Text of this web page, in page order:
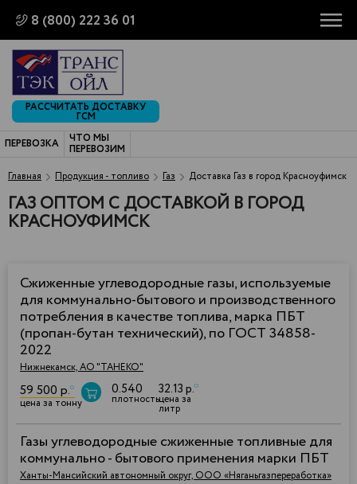
8 (800) 222 36 01
РАССЧИТАТЬ ДОСТАВКУ
ГСМ
ПЕРЕВОЗКА
ЧТО МЫ
ПЕРЕВОЗИМ
Главная
Продукция - топливо Газ Доставка Газ в город Красноуфимск
ГАЗ ОПТОМ С ДОСТАВКОЙ В ГОРОД
КРАСНОУФИМСК
Сжиженные углеводородные газы, используемые
для коммунально-бытового и производственного
потребления в качестве топлива, марка ПБТ
(пропан-бутан технический), по ГОСТ 34858-
2022
Нижнекамск, АО "ТАНЕКО"
59 500 р.*
цена за тонну
0.540
плотность
32.13 р.*
цена за
литр
Газы углеводородные сжиженные топливные для
коммунально - бытового применения марки ПБТ
Ханты-Мансийский автономный округ, ООО «Няганьгазпереработка»